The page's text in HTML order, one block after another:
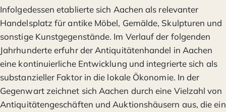
Infolgedessen etablierte sich Aachen als relevanter
Handelsplatz für antike Möbel, Gemälde, Skulpturen und
sonstige Kunstgegenstände. Im Verlauf der folgenden
Jahrhunderte erfuhr der Antiquitätenhandel in Aachen
eine kontinuierliche Entwicklung und integrierte sich als
substanzieller Faktor in die lokale Ökonomie. In der
Gegenwart zeichnet sich Aachen durch eine Vielzahl von
Antiquitätengeschäften und Auktionshäusern aus, die ein